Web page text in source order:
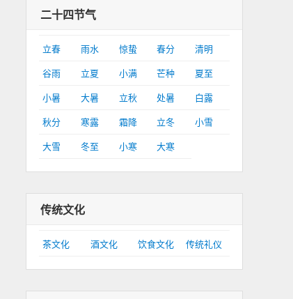
二十四节气
立春 雨水 惊蛰 春分
清明
谷雨
立夏 小满 芒种
夏至
小暑
大暑 立秋 处暑
白露
秋分
寒露 霜降 立冬
小雪
大雪
冬至 小寒 大寒
传统文化
茶文化 酒文化 饮食文化 传统礼仪